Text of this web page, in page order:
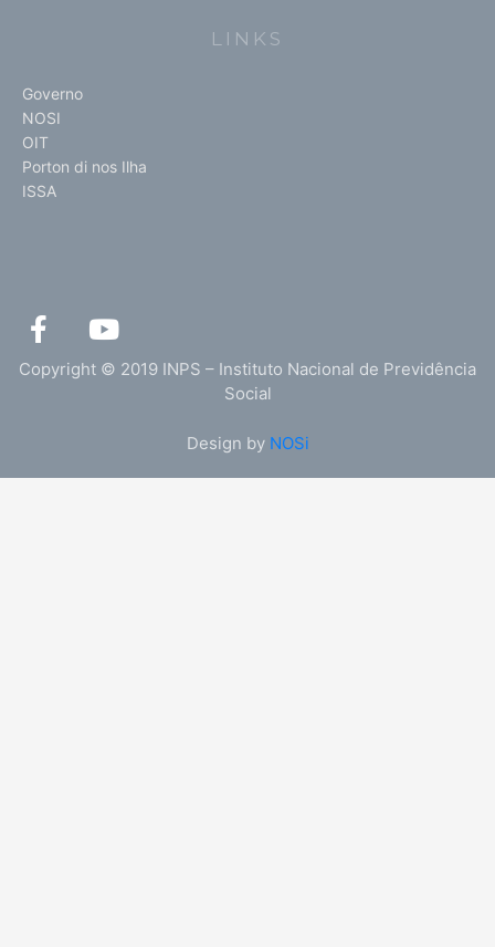
LINKS
Governo
NOSI
OIT
Porton di nos Ilha
ISSA
F
a
c
o
Y
o
u
e
Copyright © 2019 INPS – Instituto Nacional de Previdência
Social
Design by NOSi